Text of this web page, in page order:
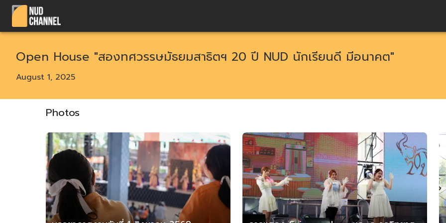
Open House "สองทศวรรษมัธยมสาธิตฯ 20 ปี NUD นักเรียนดี มีอนาคต"
August 1, 2025
Photos